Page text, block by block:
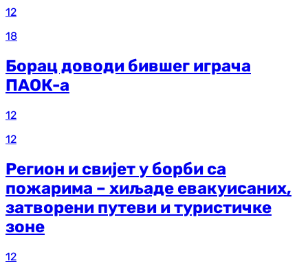
12
18
Борац доводи бившег играча
ПАОК-а
12
12
Регион и свијет у борби са
пожарима – хиљаде евакуисаних,
затворени путеви и туристичке
зоне
12